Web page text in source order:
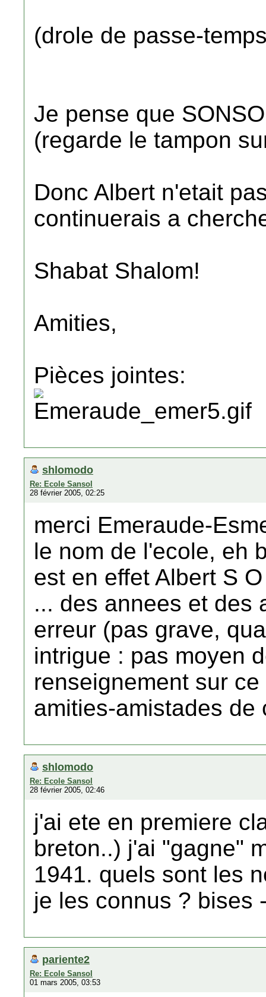
(drole de passe-
Je pense que
(regarde le tampon
Donc Albert n'etait
continuerais a
Shabat Shalom!
Amities,
Pièces jointes:
shlomodo
Re: Ecole Sansol
28 février 2005, 02:25
merci Emeraude-
le nom de l'ecole, eh
est en effet Albert S
... des annees et des
erreur (pas grave,
intrigue : pas moyen
renseignement sur
amities-amistades de
shlomodo
Re: Ecole Sansol
28 février 2005, 02:46
j'ai ete en premiere
breton..) j'ai "gagne"
1941. quels sont les
je les connus ? bises
pariente2
Re: Ecole Sansol
01 mars 2005, 03:53